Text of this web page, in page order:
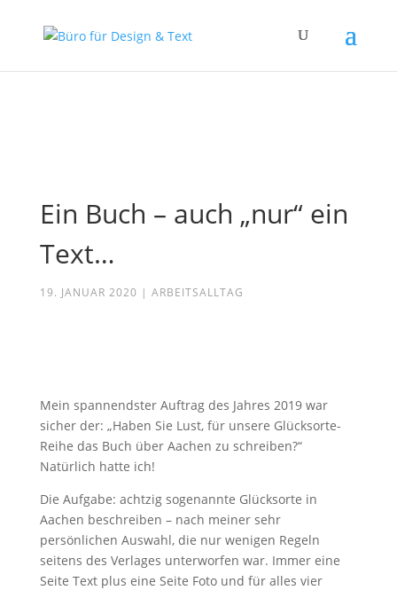
Ein Buch – auch „nur“ ein
Text…
19. JANUAR 2020 | ARBEITSALLTAG
Mein spannendster Auftrag des Jahres 2019 war
sicher der: „Haben Sie Lust, für unsere Glücksorte-
Reihe das Buch über Aachen zu schreiben?“
Natürlich hatte ich!
Die Aufgabe: achtzig sogenannte Glücksorte in
Aachen beschreiben – nach meiner sehr
persönlichen Auswahl, die nur wenigen Regeln
seitens des Verlages unterworfen war. Immer eine
Seite Text plus eine Seite Foto und für alles vier